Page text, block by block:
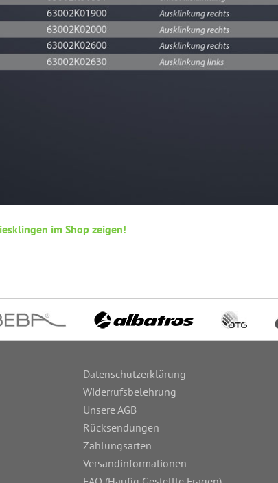
im Shop zeigen!
Datenschutzerklärung
Widerrufsbelehrung
Unsere AGB
Rücksendungen
Zahlungsarten
Versandinformationen